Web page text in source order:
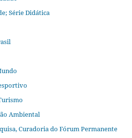
Série Didática
Ambiental
Curadoria do Fórum Permanente